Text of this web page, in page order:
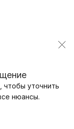
уточнить
нюансы.